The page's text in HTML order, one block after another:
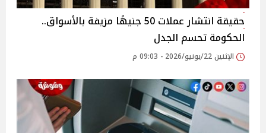
حقيقة انتشار عملات 50 جنيهًا مزيفة بالأسواق..
الحكومة تحسم الجدل
الإثنين 22/يونيو/2026 - 09:03 م